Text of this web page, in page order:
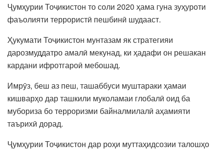
Ҷумҳурии Тоҷикистон то соли 2020 ҳама гуна зуҳуроти
фаъолияти террористӣ пешбинӣ шудааст.
Ҳукумати Тоҷикистон мунтазам як стратегияи
дарозмуддатро амалӣ мекунад, ки ҳадафи он решакан
кардани ифротгароӣ мебошад.
Имрӯз, беш аз пеш, ташаббуси муштараки ҳамаи
кишварҳо дар ташкили муколамаи глобалӣ оид ба
мубориза бо терроризми байналмилалӣ аҳамияти
таърихӣ дорад.
Ҷумҳурии Тоҷикистон дар роҳи муттаҳидсозии талошҳо